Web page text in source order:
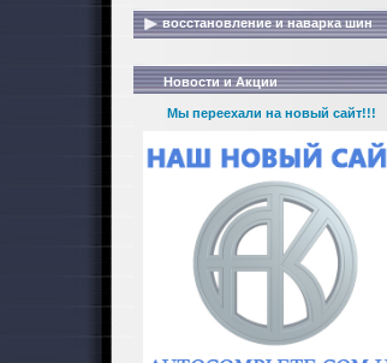
восстановление и наварка шин
Новости и Акции
Мы переехали на новый сайт!!!